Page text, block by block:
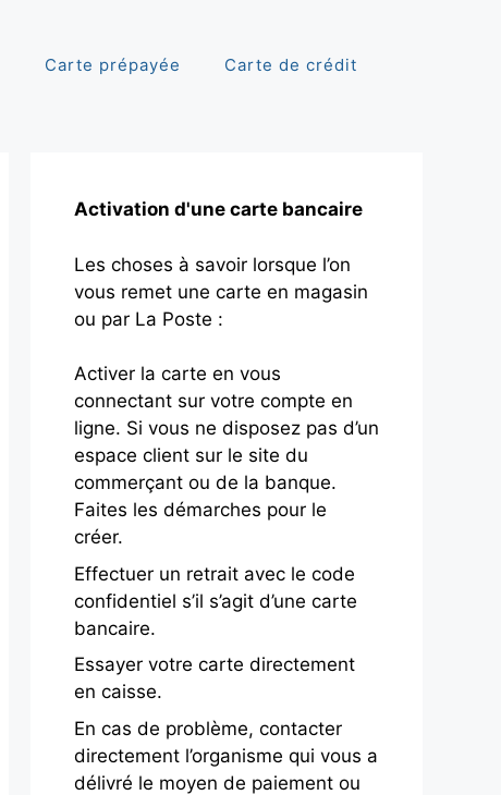
Carte prépayée Carte de crédit
Activation d'une carte bancaire
Les choses à savoir lorsque l’on
vous remet une carte en magasin
ou par La Poste :
Activer la carte en vous
connectant sur votre compte en
ligne. Si vous ne disposez pas d’un
espace client sur le site du
commerçant ou de la banque.
Faites les démarches pour le
créer.
Effectuer un retrait avec le code
confidentiel s’il s’agit d’une carte
bancaire.
Essayer votre carte directement
en caisse.
En cas de problème, contacter
directement l’organisme qui vous a
délivré le moyen de paiement ou